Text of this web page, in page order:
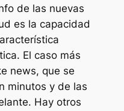
de las nuevas
es la capacidad
El caso más
news, que se
minutos y de las
Hay otros